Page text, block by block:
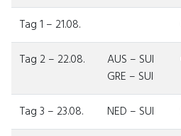
Tag 1 – 21.08.
Tag 2 – 22.08.
AUS – SUI
GRE – SUI
Tag 3 – 23.08. NED – SUI